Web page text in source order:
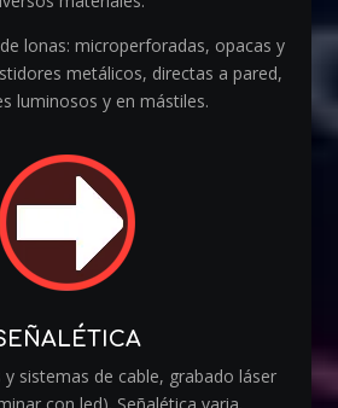
lonas: microperforadas, opacas y
metálicos, directas a pared,
luminosos y en mástiles.
sistemas de cable, grabado láser